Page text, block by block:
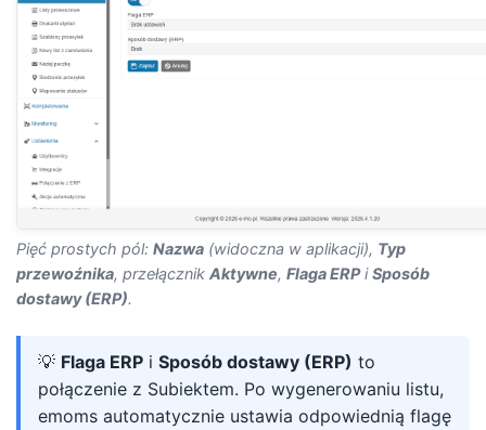
Pięć prostych pól: Nazwa (widoczna w aplikacji), Typ
przewoźnika, przełącznik Aktywne, Flaga ERPiSposób
dostawy (ERP).
💡 Flaga ERP i Sposób dostawy (ERP) to
połączenie z Subiektem. Po wygenerowaniu listu,
emoms automatycznie ustawia odpowiednią flagę